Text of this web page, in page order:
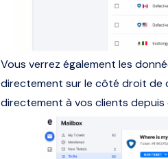
Vous verrez également les
directement sur le côté droit de
directement à vos clients depuis